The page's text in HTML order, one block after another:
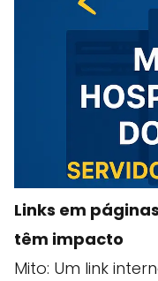
Links em
têm impacto
Mito: Um link